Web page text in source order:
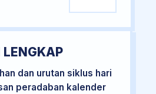
dan urutan siklus hari
peradaban kalender